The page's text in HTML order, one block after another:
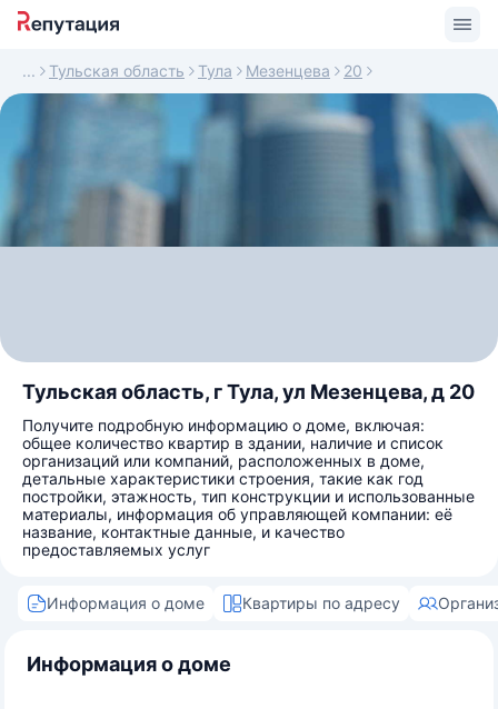
Тульская область Тула Мезенцева 20
Тульская область, г Тула, ул Мезенцева, д 20
Получите подробную информацию о доме, включая:
общее количество квартир в здании, наличие и список
организаций или компаний, расположенных в доме,
детальные характеристики строения, такие как год
постройки, этажность, тип конструкции и использованные
материалы, информация об управляющей компании: её
название, контактные данные, и качество
предоставляемых услуг
Информация о доме Квартиры по адресу
Информация о доме